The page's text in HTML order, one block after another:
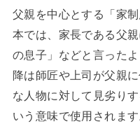
父親を中心とする「家
本では、家長である父
の息子」などと言った
降は師匠や上司が父親
な人物に対して見劣り
いう意味で使用されます